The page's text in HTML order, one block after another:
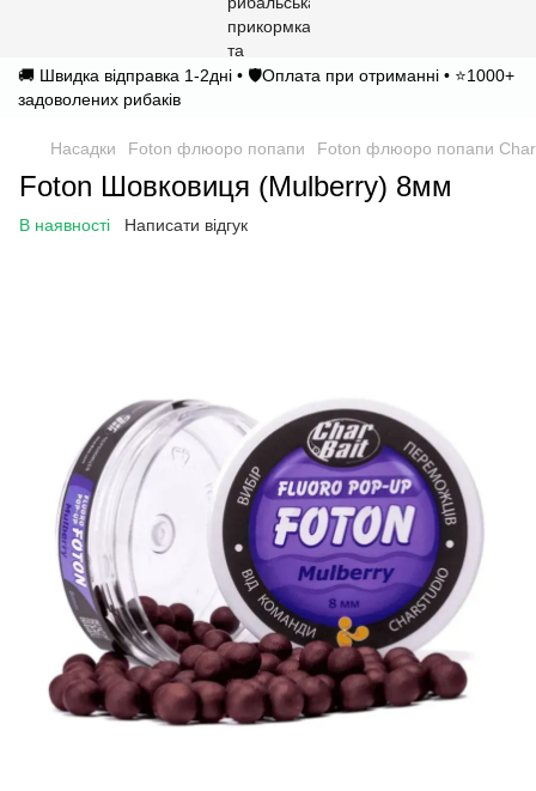
🚚 Швидка відправка 1-2дні • 🛡️Оплата при отриманні • ⭐1000+
задоволених рибаків
Насадки Foton флюоро попапи Foton флюоро попапи
Foton Шовковиця (Mulberry) 8мм
В наявності Написати відгук